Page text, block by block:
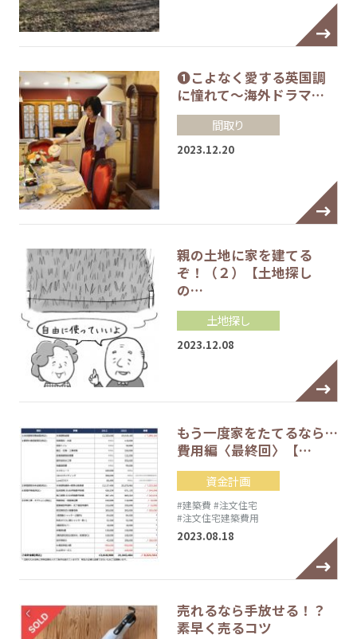
❶こよなく愛する英国調
に憧れて～海外ドラマ…
間取り
2023.12.20
親の土地に家を建てる
ぞ！（２）【土地探し
の…
土地探し
2023.12.08
もう一度家をたてるなら…
費用編〈最終回〉【…
資金計画
#建築費 #注文住宅
#注文住宅建築費用
2023.08.18
売れるなら手放せる！？
素早く売るコツ